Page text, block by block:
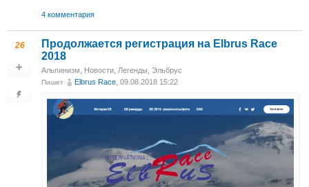
4 комментария
26
Продолжается регистрация на Elbrus Race
2018
Альпинизм Новости Легенды Эльбрус
Пишет Elbrus Race , 09.08.2018 15:22